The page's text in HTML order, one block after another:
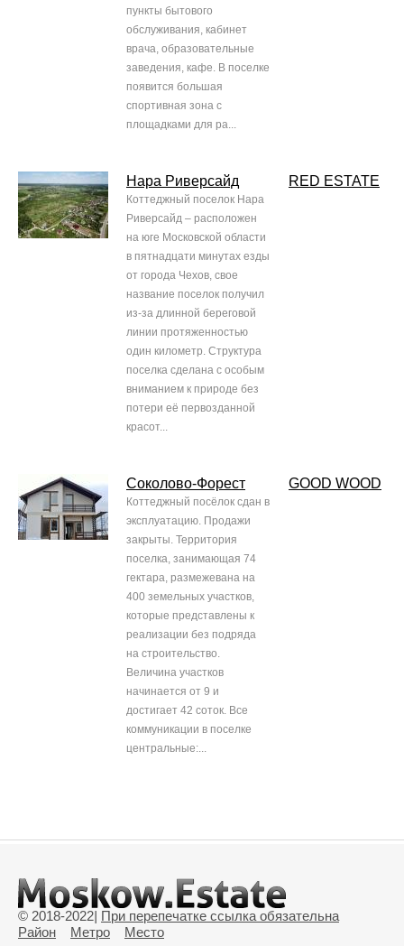
пункты бытового
обслуживания, кабинет
врача, образовательные
заведения, кафе. В поселке
появится большая
спортивная зона с
площадками для ра...
Нара Риверсайд
Коттеджный поселок Нара
Риверсайд – расположен
на юге Московской области
в пятнадцати минутах езды
от города Чехов, свое
название поселок получил
из-за длинной береговой
линии протяженностью
один километр. Структура
поселка сделана с особым
вниманием к природе без
потери её первозданной
красот...
RED ESTATE
Соколово-Форест
Коттеджный посёлок сдан в
эксплуатацию. Продажи
закрыты. Территория
поселка, занимающая 74
гектара, размежевана на
400 земельных участков,
которые представлены к
реализации без подряда
на строительство.
Величина участков
начинается от 9 и
достигает 42 соток. Все
коммуникации в поселке
центральные:...
GOOD WOOD
© 2018-2022| При перепечатке ссылка обязательна
Район
Метро Место